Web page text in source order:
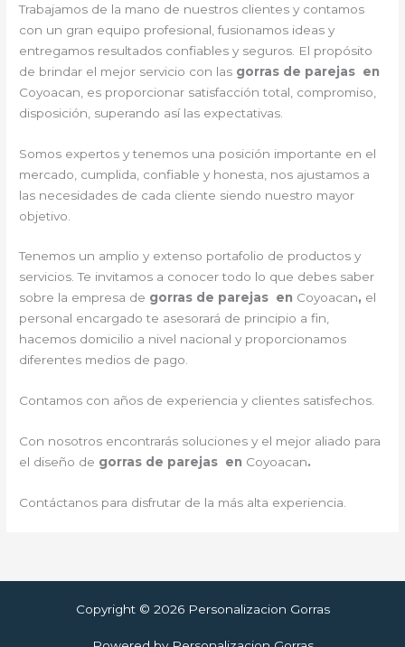
Trabajamos de la mano de nuestros clientes y contamos
con un gran equipo profesional, fusionamos ideas y
entregamos resultados confiables y seguros. El propósito
de brindar el mejor servicio con las gorras de parejas en
Coyoacan, es proporcionar satisfacción total, compromiso,
disposición, superando así las expectativas.
Somos expertos y tenemos una posición importante en el
mercado, cumplida, confiable y honesta, nos ajustamos a
las necesidades de cada cliente siendo nuestro mayor
objetivo.
Tenemos un amplio y extenso portafolio de productos y
servicios. Te invitamos a conocer todo lo que debes saber
sobre la empresa de gorras de parejas en Coyoacan, el
personal encargado te asesorará de principio a fin,
hacemos domicilio a nivel nacional y proporcionamos
diferentes medios de pago.
Contamos con años de experiencia y clientes satisfechos.
Con nosotros encontrarás soluciones y el mejor aliado para
el diseño de gorras de parejas en Coyoacan.
Contáctanos para disfrutar de la más alta experiencia.
Copyright © 2026 Personalizacion Gorras